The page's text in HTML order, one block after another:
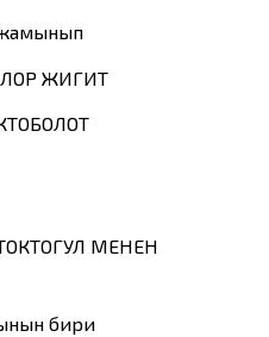
жамынып
ЖИГИТ
МЕНЕН
бири